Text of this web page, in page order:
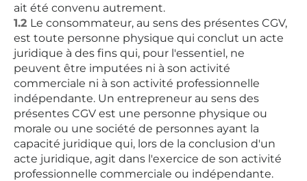
ait été convenu autrement.
1.2 Le consommateur, au sens des présentes CGV,
est toute personne physique qui conclut un acte
juridique à des fins qui, pour l'essentiel, ne
peuvent être imputées ni à son activité
commerciale ni à son activité professionnelle
indépendante. Un entrepreneur au sens des
présentes CGV est une personne physique ou
morale ou une société de personnes ayant la
capacité juridique qui, lors de la conclusion d'un
acte juridique, agit dans l'exercice de son activité
professionnelle commerciale ou indépendante.